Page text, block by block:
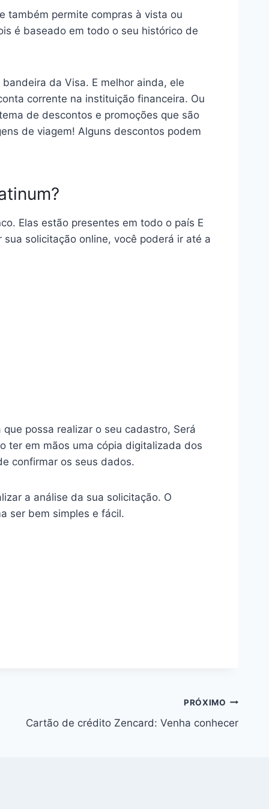
também permite compras à vista ou
é baseado em todo o seu histórico de
da Visa. E melhor ainda, ele
corrente na instituição financeira. Ou
de descontos e promoções que são
de viagem! Alguns descontos podem
Elas estão presentes em todo o país E
solicitação online, você poderá ir até a
possa realizar o seu cadastro, Será
ter em mãos uma cópia digitalizada dos
confirmar os seus dados.
a análise da sua solicitação. O
ser bem simples e fácil.
PRÓXIMO
Cartão de crédito Zencard: Venha conhecer